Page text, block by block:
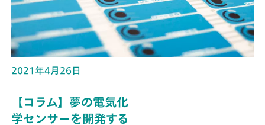
2021年4月26日
【コラム】夢の電気化
学センサーを開発する